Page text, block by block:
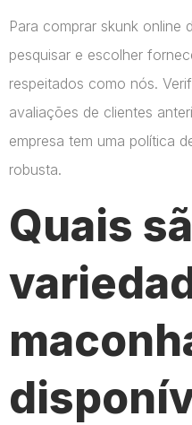
Para comprar skunk online
pesquisar e escolher
respeitados como nós.
avaliações de clientes
empresa tem uma política
robusta.
Quais